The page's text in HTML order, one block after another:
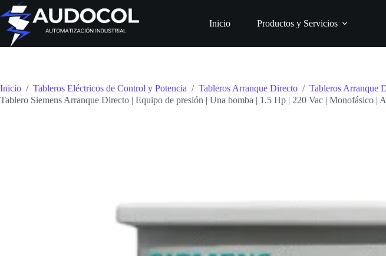
Saltar
al
contenido
Inicio Productos y Servicios
Inicio / Tableros Eléctricos de Control y Potencia / Tableros Arranque Directo / Tableros Arranque
Tablero Siemens Arranque Directo | Equipo de presión | Una bomba | 1.5 Hp | 220 Vac | Monofásico |